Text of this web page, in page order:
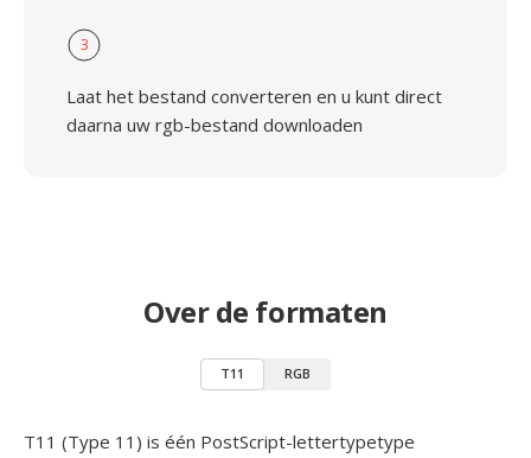
3
Laat het bestand converteren en u kunt direct
daarna uw rgb-bestand downloaden
Over de formaten
T11 RGB
T11 (Type 11) is één PostScript-lettertypetype